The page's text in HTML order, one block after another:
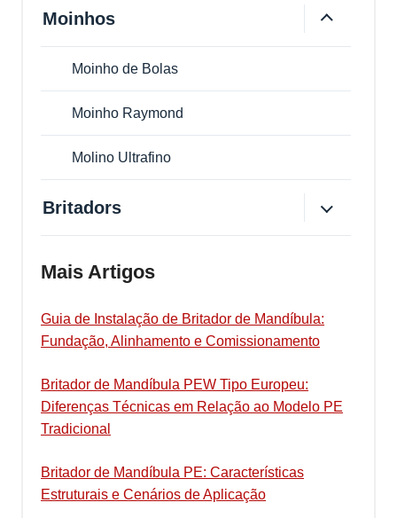
Moinhos
Moinho de Bolas
Moinho Raymond
Molino Ultrafino
Britadors
Mais Artigos
Guia de Instalação de Britador de Mandíbula:
Fundação, Alinhamento e Comissionamento
Britador de Mandíbula PEW Tipo Europeu:
Diferenças Técnicas em Relação ao Modelo PE
Tradicional
Britador de Mandíbula PE: Características
Estruturais e Cenários de Aplicação